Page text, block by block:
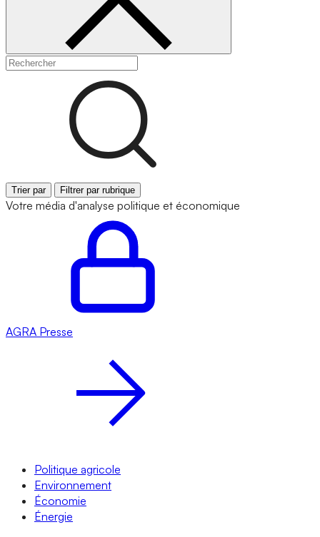
Trier par Filtrer par rubrique
Votre média d'analyse politique et économique
AGRA Presse
Politique agricole
Environnement
Économie
Énergie